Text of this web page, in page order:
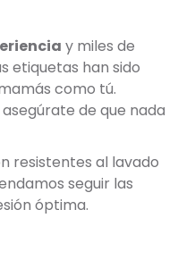
y miles de
etiquetas han sido
como tú.
de que nada
resistentes al lavado
seguir las
óptima.